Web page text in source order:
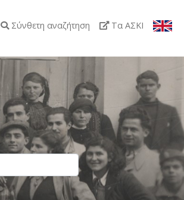
Σύνθετη αναζήτηση Τα ΑΣΚΙ